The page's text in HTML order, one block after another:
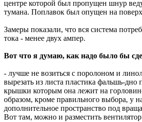
центре которой был пропущен шнур
тумана. Поплавок был опущен на
Замеры показали, что вся система
тока - менее двух ампер.
Вот что я думаю, как надо было бы
- лучше не возиться с поролоном и
вырезать из листа пластика фальшь-дно
крышки которым она лежит на
образом, кроме правильного выбора, у
дополнительное пространство под
Вот там, можно и разместить